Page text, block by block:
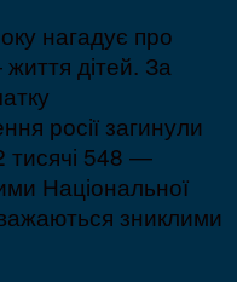
нагадує про
дітей. За
росії загинули
тисячі 548 —
Національної
зниклими